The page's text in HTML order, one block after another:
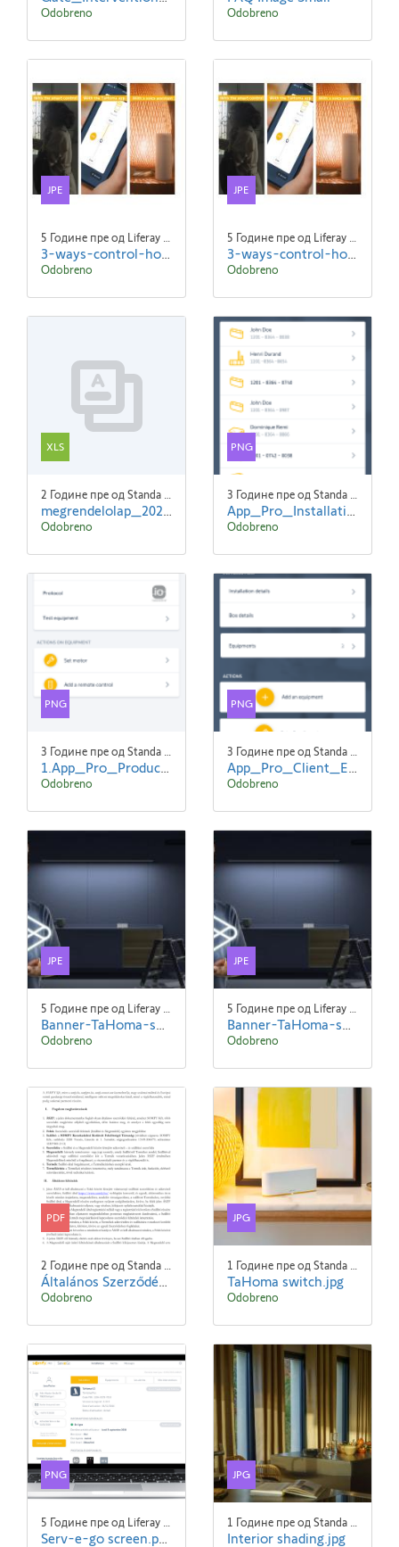
Odobreno Odobreno
JPE
5 Године пре од Liferay Admin Liferay Admin
3-ways-control-home.jpeg
Odobreno
JPE
5 Године пре од Liferay Admin Liferay Admin
3-ways-control-home (1).jpeg
Odobreno
XLS
2 Године пре од Standa Blaha
megrendelolap_2022.xlsx
Odobreno
PNG
3 Године пре од Standa Blaha
App_Pro_Installations_EN-screen1.png
Odobreno
PNG
3 Године пре од Standa Blaha
1.App_Pro_Product_Details_EN_screen1.png
Odobreno
PNG
3 Године пре од Standa Blaha
App_Pro_Client_EN_screen2.png
Odobreno
JPE
5 Године пре од Liferay Admin Liferay Admin
Banner-TaHoma-suitev2.jpeg
Odobreno
JPE
5 Године пре од Liferay Admin Liferay Admin
Banner-TaHoma-suitev2 (1).jpeg
Odobreno
PDF
2 Године пре од Standa Blaha
Általános Szerződési Feltételek- SOMFY - 240101.pdf
Odobreno
JPG
1 Године пре од Standa Blaha
TaHoma switch.jpg
Odobreno
PNG
5 Године пре од Liferay Admin Liferay Admin
Serv-e-go screen.png
JPG
1 Године пре од Standa Blaha
Interior shading.jpg